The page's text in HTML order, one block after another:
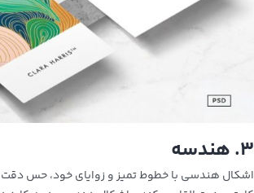
۳. هندسه
اشکال هندسی با خطوط تمیز و زوایای خود، حس دقت